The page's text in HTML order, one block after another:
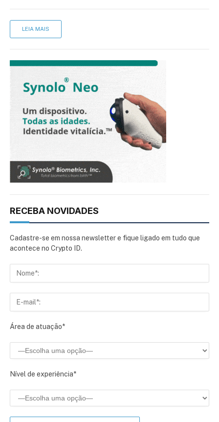
LEIA MAIS
RECEBA NOVIDADES
Cadastre-se em nossa newsletter e fique ligado em tudo que
acontece no Crypto ID.
Área de atuação*
Nível de experiência*